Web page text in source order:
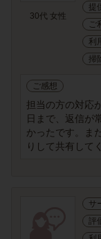
30代 女性
提
ご
利
掃
ご感想
担当の方の対応
日まで、返信が
かったです。ま
りして共有して
サ
評